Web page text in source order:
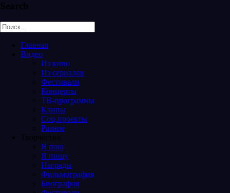
Search
Главная
Видео
Из кино
Из сериалов
Фестивали
Концерты
ТВ-программы
Клипы
Соц.проекты
Разное
Творчество
Я пою
Я пишу
Награды
Фильмография
Биография